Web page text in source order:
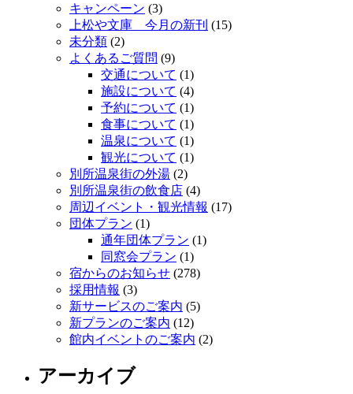
キャンペーン (3)
上松や文庫 今月の新刊 (15)
未分類 (2)
よくあるご質問 (9)
交通について (1)
施設について (4)
予約について (1)
食事について (1)
温泉について (1)
観光について (1)
別所温泉街の外湯 (2)
別所温泉街の飲食店 (4)
周辺イベント・観光情報 (17)
団体プラン (1)
通年団体プラン (1)
同窓会プラン (1)
宿からのお知らせ (278)
採用情報 (3)
新サービスのご案内 (5)
新プランのご案内 (12)
館内イベントのご案内 (2)
アーカイブ